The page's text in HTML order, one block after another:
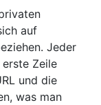
auf
Jeder
Zeile
und die
was man